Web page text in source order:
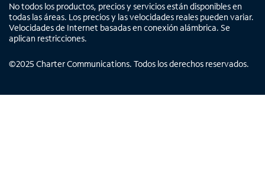
No todos los productos, precios y servicios están disponibles en
todas las áreas. Los precios y las velocidades reales pueden variar.
Velocidades de Internet basadas en conexión alámbrica. Se
aplican restricciones.
©2025 Charter Communications. Todos los derechos reservados.